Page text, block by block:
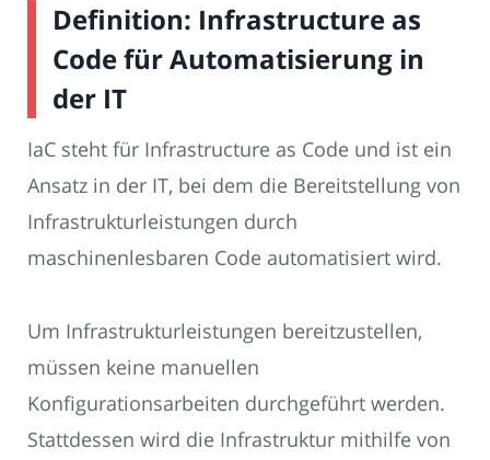
Definition: Infrastructure as
Code für Automatisierung in
der IT
IaC steht für Infrastructure as Code und ist ein
Ansatz in der IT, bei dem die Bereitstellung von
Infrastrukturleistungen durch
maschinenlesbaren Code automatisiert wird.
Um Infrastrukturleistungen bereitzustellen,
müssen keine manuellen
Konfigurationsarbeiten durchgeführt werden.
Stattdessen wird die Infrastruktur mithilfe von